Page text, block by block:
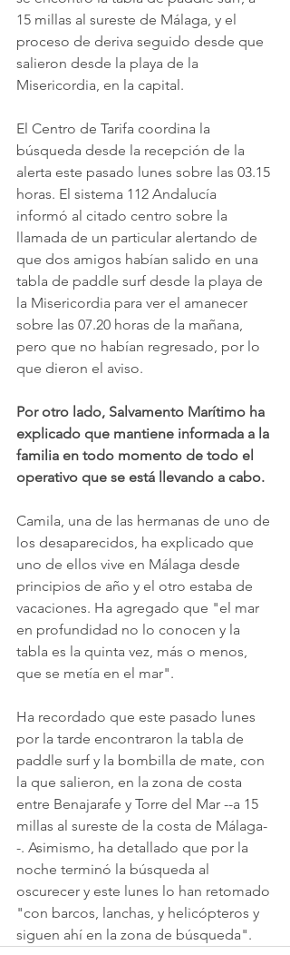
15 millas al sureste de Málaga, y el
proceso de deriva seguido desde que
salieron desde la playa de la
Misericordia, en la capital.
El Centro de Tarifa coordina la
búsqueda desde la recepción de la
alerta este pasado lunes sobre las 03.15
horas. El sistema 112 Andalucía
informó al citado centro sobre la
llamada de un particular alertando de
que dos amigos habían salido en una
tabla de paddle surf desde la playa de
la Misericordia para ver el amanecer
sobre las 07.20 horas de la mañana,
pero que no habían regresado, por lo
que dieron el aviso.
Por otro lado, Salvamento Marítimo ha
explicado que mantiene informada a la
familia en todo momento de todo el
operativo que se está llevando a cabo.
Camila, una de las hermanas de uno de
los desaparecidos, ha explicado que
uno de ellos vive en Málaga desde
principios de año y el otro estaba de
vacaciones. Ha agregado que "el mar
en profundidad no lo conocen y la
tabla es la quinta vez, más o menos,
que se metía en el mar".
Ha recordado que este pasado lunes
por la tarde encontraron la tabla de
paddle surf y la bombilla de mate, con
la que salieron, en la zona de costa
entre Benajarafe y Torre del Mar --a 15
millas al sureste de la costa de Málaga-
-. Asimismo, ha detallado que por la
noche terminó la búsqueda al
oscurecer y este lunes lo han retomado
"con barcos, lanchas, y helicópteros y
siguen ahí en la zona de búsqueda".